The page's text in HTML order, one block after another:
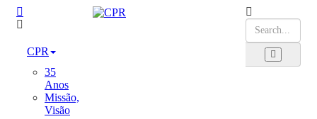
CPR
35
Anos
Missão,
Visão